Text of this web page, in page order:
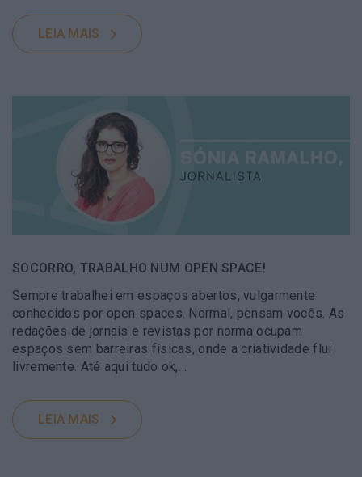
LEIA MAIS
SOCORRO, TRABALHO NUM OPEN SPACE!
Sempre trabalhei em espaços abertos, vulgarmente
conhecidos por open spaces. Normal, pensam vocês. As
redações de jornais e revistas por norma ocupam
espaços sem barreiras físicas, onde a criatividade flui
livremente. Até aqui tudo ok,…
LEIA MAIS